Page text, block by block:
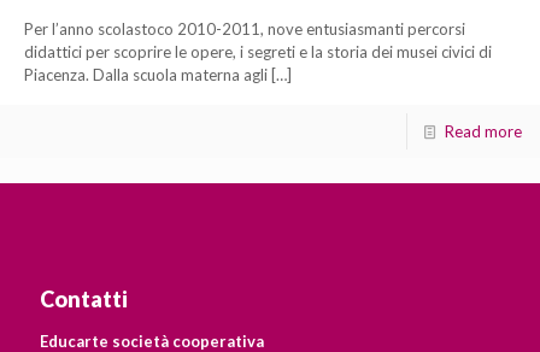
Per l’anno scolastoco 2010-2011, nove entusiasmanti percorsi
didattici per scoprire le opere, i segreti e la storia dei musei civici di
Piacenza. Dalla scuola materna agli […]
Read more
Contatti
Educarte società cooperativa